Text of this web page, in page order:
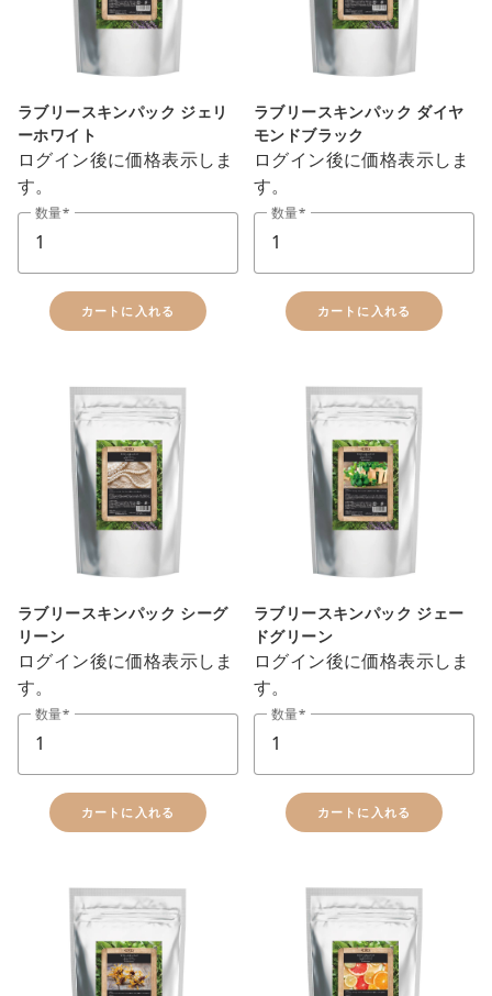
ラブリースキンパック ジェリ
ーホワイト
ログイン後に価格表示しま
す。
数量
カートに入れる
ラブリースキンパック ダイヤ
モンドブラック
ログイン後に価格表示しま
す。
数量
カートに入れる
ラブリースキンパック シーグ
リーン
ログイン後に価格表示しま
す。
数量
カートに入れる
ラブリースキンパック ジェー
ドグリーン
ログイン後に価格表示しま
す。
数量
カートに入れる